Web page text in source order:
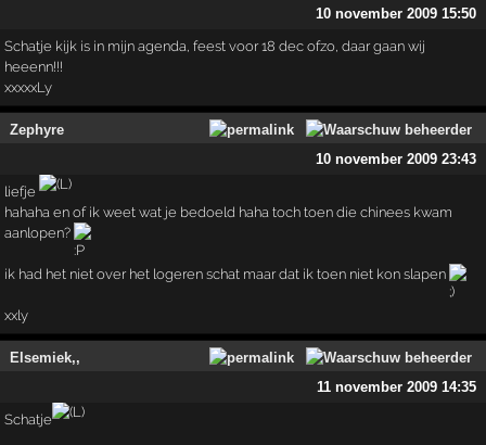
10 november 2009 15:50
Schatje kijk is in mijn agenda, feest voor 18 dec ofzo, daar gaan wij
heeenn!!!
xxxxxLy
Zephyre
10 november 2009 23:43
liefje
hahaha en of ik weet wat je bedoeld haha toch toen die chinees kwam
aanlopen?
ik had het niet over het logeren schat maar dat ik toen niet kon slapen
xxly
Elsemiek,,
11 november 2009 14:35
Schatje